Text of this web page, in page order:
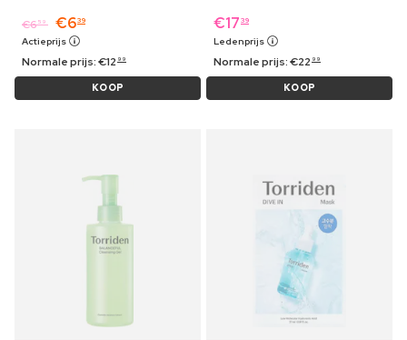
€659 €639
Actieprijs
Normale prijs:€12 99
KOOP
€17 39
Ledenprijs
Normale prijs:€22 99
KOOP